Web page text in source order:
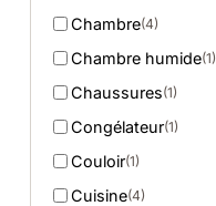
Chambre(4)
Chambre humide(1)
Chaussures(1)
Congélateur(1)
Couloir(1)
Cuisine(4)